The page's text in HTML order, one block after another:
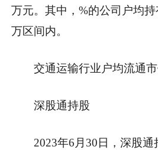
万元。其中，%的公司户均
万区间内。
交通运输行业户均流通
深股通持股
2023年6月30日，深股